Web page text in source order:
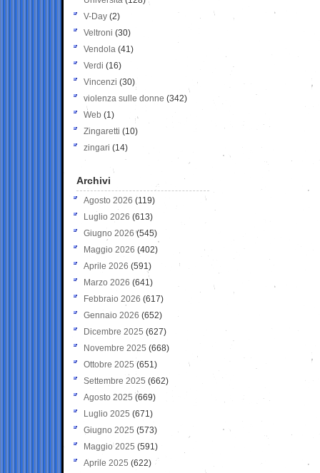
V-Day (2)
Veltroni (30)
Vendola (41)
Verdi (16)
Vincenzi (30)
violenza sulle donne (342)
Web (1)
Zingaretti (10)
zingari (14)
Archivi
Agosto 2026 (119)
Luglio 2026 (613)
Giugno 2026 (545)
Maggio 2026 (402)
Aprile 2026 (591)
Marzo 2026 (641)
Febbraio 2026 (617)
Gennaio 2026 (652)
Dicembre 2025 (627)
Novembre 2025 (668)
Ottobre 2025 (651)
Settembre 2025 (662)
Agosto 2025 (669)
Luglio 2025 (671)
Giugno 2025 (573)
Maggio 2025 (591)
Aprile 2025 (622)